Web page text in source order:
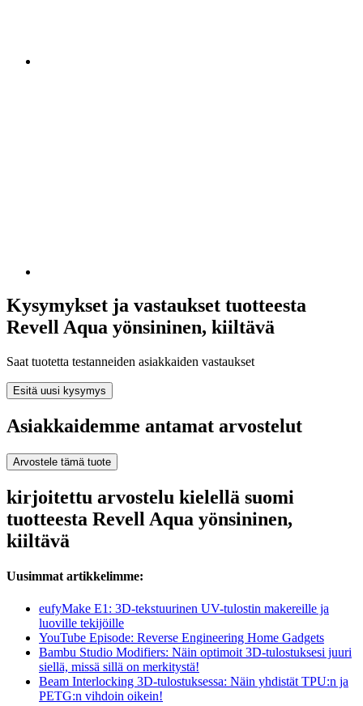
Kysymykset ja vastaukset tuotteesta
Revell Aqua yönsininen, kiiltävä
Saat tuotetta testanneiden asiakkaiden vastaukset
Esitä uusi kysymys
Asiakkaidemme antamat arvostelut
Arvostele tämä tuote
kirjoitettu arvostelu kielellä suomi
tuotteesta Revell Aqua yönsininen,
kiiltävä
Uusimmat artikkelimme:
eufyMake E1: 3D-tekstuurinen UV-tulostin makereille ja
luoville tekijöille
YouTube Episode: Reverse Engineering Home Gadgets
Bambu Studio Modifiers: Näin optimoit 3D-tulostuksesi juuri
siellä, missä sillä on merkitystä!
Beam Interlocking 3D-tulostuksessa: Näin yhdistät TPU:n ja
PETG:n vihdoin oikein!